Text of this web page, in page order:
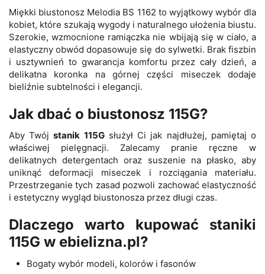
Miękki biustonosz Melodia BS 1162 to wyjątkowy wybór dla
kobiet, które szukają wygody i naturalnego ułożenia biustu.
Szerokie, wzmocnione ramiączka nie wbijają się w ciało, a
elastyczny obwód dopasowuje się do sylwetki. Brak fiszbin
i usztywnień to gwarancja komfortu przez cały dzień, a
delikatna koronka na górnej części miseczek dodaje
bieliźnie subtelności i elegancji.
Jak dbać o biustonosz 115G?
Aby Twójstanik 115Gsłużył Ci jak najdłużej, pamiętaj o
właściwej pielęgnacji. Zalecamy pranie ręczne w
delikatnych detergentach oraz suszenie na płasko, aby
uniknąć deformacji miseczek i rozciągania materiału.
Przestrzeganie tych zasad pozwoli zachować elastyczność
i estetyczny wygląd biustonosza przez długi czas.
Dlaczego warto kupować staniki
115G w ebielizna.pl?
Bogaty wybór modeli, kolorów i fasonów